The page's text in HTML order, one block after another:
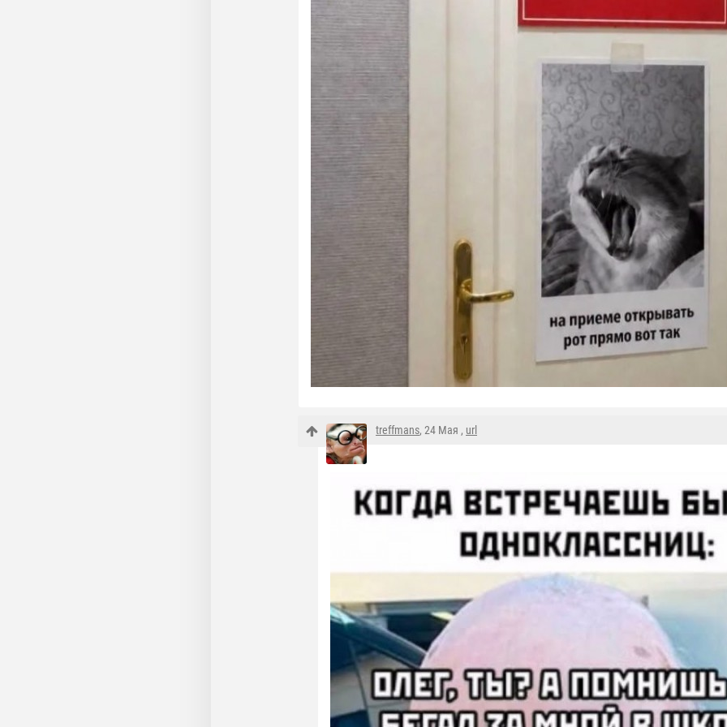
treffmans, 24 Мая , url